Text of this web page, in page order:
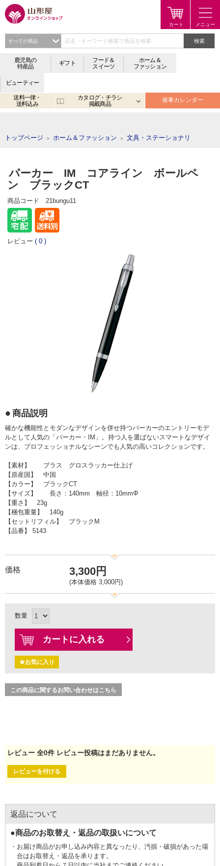
検索
鹿児島の
特産品
ギフト
フード＆
スイーツ
ホーム＆
ファッション
ビューティー
送料一律・
送料込み
カタログ・チラシ
掲載商品
催事カレンダー
トップページ ＞ ホーム＆ファッション ＞ 文具・ステーショナリ
パーカー IM コアライン ボールペ
ン ブラックCT
商品コード 21bungu11
レビュー ( 0 )
商品説明
確かな機能性とモダンなデザインを併せ持つパーカーのエントリーモデ
ルとして人気の「パーカー・IM」。持つ人を選ばないスマートなデザイ
ンは、プロフェッショナルなシーンでも人気の高いコレクションです。
【素材】 ブラス グロスラッカー仕上げ
【原産国】 中国
【カラー】 ブラックCT
【サイズ】 長さ：140mm 軸径：10mmΦ
【重さ】 23g
【梱包重量】 140g
【セットリフィル】 ブラックM
【品番】 5143
価格 3,300円
(本体価格 3,000円)
数量
カートに入れる
★お気に入り
この商品に関するお問い合わせはこちら
レビュー 全0件 レビュー投稿はまだありません。
レビューを付ける
返品について
●商品のお取替え・返品の取扱いについて
お届け商品がお申し込み内容と異なったり、汚損・破損があった場
合はお取替え・返品を承ります。